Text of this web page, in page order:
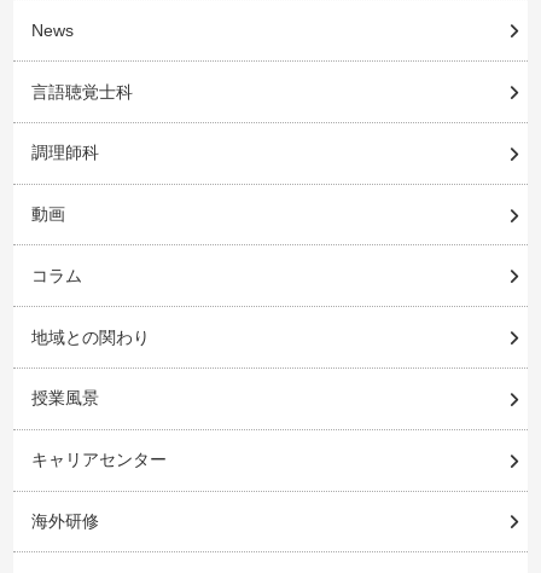
News
言語聴覚士科
調理師科
動画
コラム
地域との関わり
授業風景
キャリアセンター
海外研修